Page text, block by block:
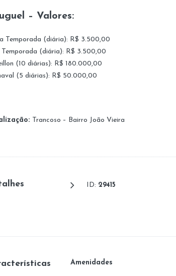
– Valores:
Temporada (diária): R$ 3.500,00
(diária): R$ 3.500,00
(10 diárias): R$ 180.000,00
(5 diárias): R$ 50.000,00
Trancoso – Bairro João Vieira
ID: 29415
Amenidades